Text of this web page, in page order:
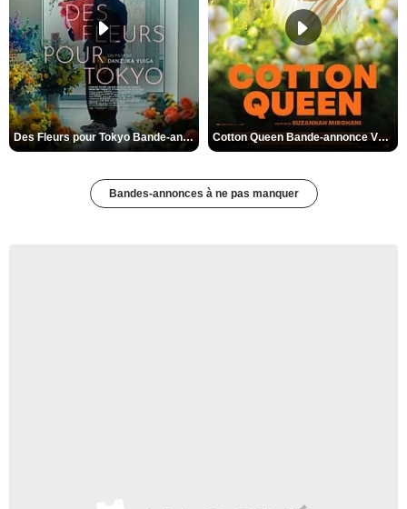
Des Fleurs pour Tokyo Bande-annonce VO STFR Cotton Queen Bande-annonce VO STFR
Bandes-annonces à ne pas manquer